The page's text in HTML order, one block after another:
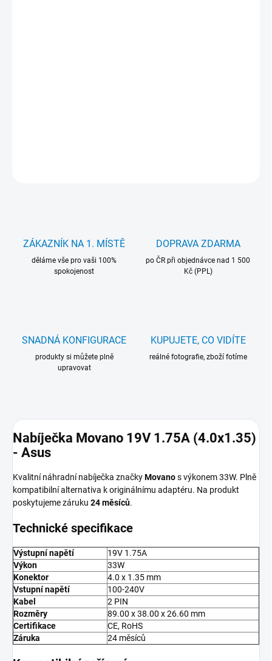
ZÁKAZNÍK NA 1. MÍSTĚ
děláme vše pro vaši 100%
spokojenost
DOPRAVA ZDARMA
po ČR při objednávce nad 1 500
Kč (PPL)
SNADNÁ KONFIGURACE
produkty si můžete plně
upravovat
KUPUJETE, CO VIDÍTE
reálné fotografie, zboží fotíme
Nabíječka Movano 19V 1.75A (4.0x1.35)
- Asus
Kvalitní náhradní nabíječka značkyMovanos výkonem 33W. Plně
kompatibilní alternativa k originálnímu adaptéru. Na produkt
poskytujeme záruku 24 měsíců.
Technické specifikace
Výstupní napětí
19V 1.75A
Výkon
33W
Konektor
4.0 x 1.35 mm
Vstupní napětí
100-240V
Kabel
2 PIN
Rozměry
89.00 x 38.00 x 26.60 mm
Certifikace
CE, RoHS
Záruka
24 měsíců